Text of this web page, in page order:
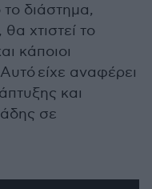
διάστημα,
χτιστεί το
κάποιοι
είχε αναφέρει
και
σε